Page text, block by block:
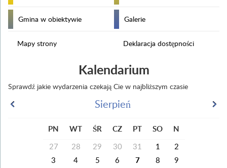
Gmina w obiektywie Galerie
Mapy strony Deklaracja dostępności
Kalendarium
Sprawdź jakie wydarzenia czekają Cie w najbliższym czasie
Sierpień
PN WT ŚR CZ PT SO N
27 28 29 30 31 1
2
3
4 5 6 7 8
9